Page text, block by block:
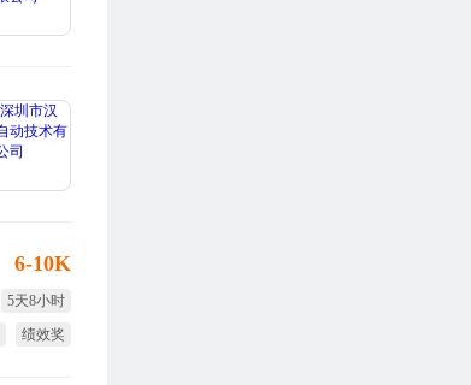
6-10K
5天8小时
绩效奖